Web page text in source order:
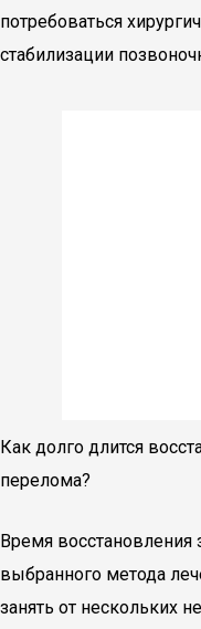
потребоваться
стабилизации
Как долго длится
перелома?
Время восстановления
выбранного метода
занять от нескольких